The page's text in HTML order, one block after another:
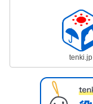
tenki.jp